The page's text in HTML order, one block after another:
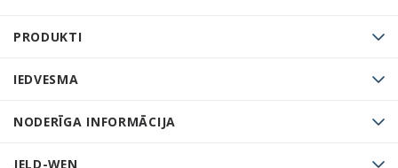
PRODUKTI
IEDVESMA
NODERĪGA INFORMĀCIJA
JELD-WEN